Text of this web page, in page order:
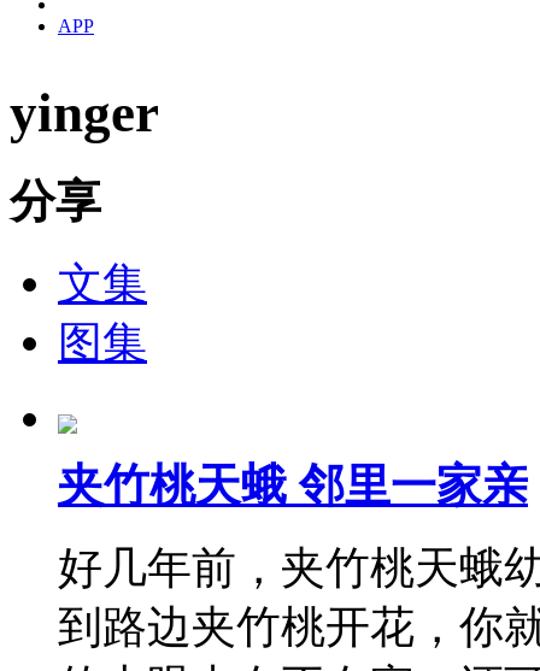
APP
yinger
分享
文集
图集
夹竹桃天蛾 邻里一家亲
好几年前，夹竹桃天蛾
到路边夹竹桃开花，你